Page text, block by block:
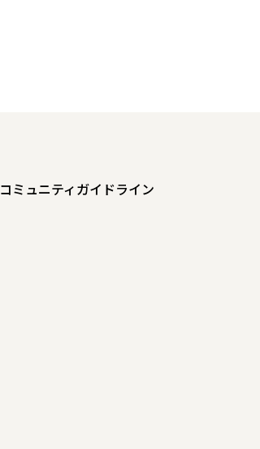
コミュニティガイドライン